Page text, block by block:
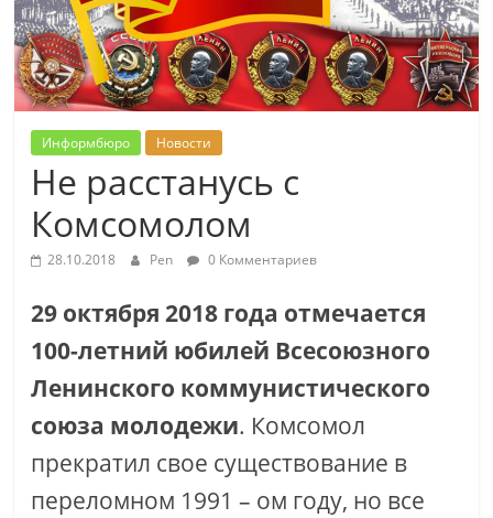
Информбюро Новости
Не расстанусь с
Комсомолом
28.10.2018 Pen 0 Комментариев
29 октября 2018 года отмечается
100-летний юбилей Всесоюзного
Ленинского коммунистического
союза молодежи. Комсомол
прекратил свое существование в
переломном 1991 – ом году, но все